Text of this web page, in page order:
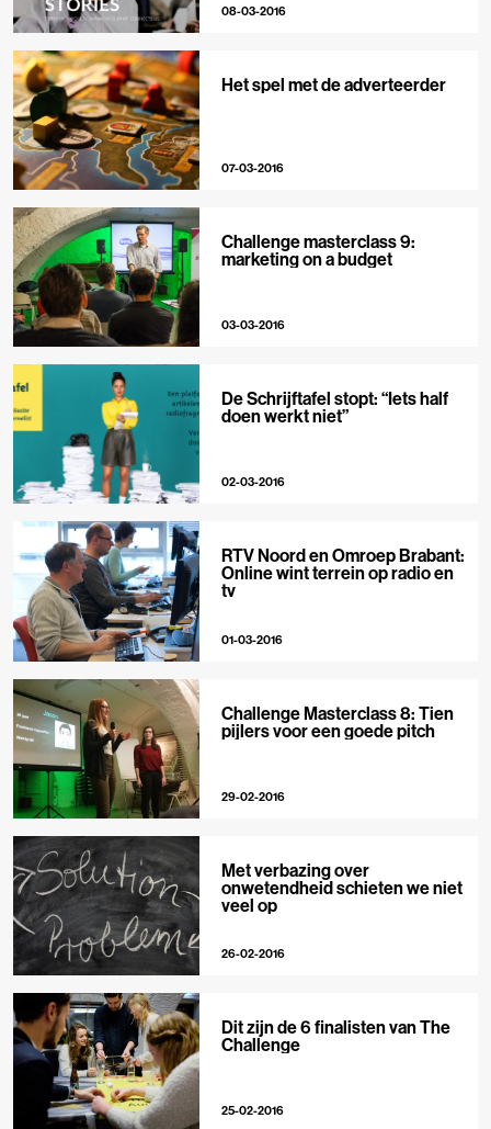
08-03-2016
Het spel met de adverteerder
07-03-2016
Challenge masterclass 9:
marketing on a budget
03-03-2016
De Schrijftafel stopt: “Iets half
doen werkt niet”
02-03-2016
RTV Noord en Omroep Brabant:
Online wint terrein op radio en
tv
01-03-2016
Challenge Masterclass 8: Tien
pijlers voor een goede pitch
29-02-2016
Met verbazing over
onwetendheid schieten we niet
veel op
26-02-2016
Dit zijn de 6 finalisten van The
Challenge
25-02-2016